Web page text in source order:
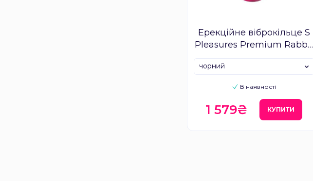
Ерекційне віброкільце S
Pleasures Premium Rabbit
В наявності
чорний
1 579₴ КУПИТИ